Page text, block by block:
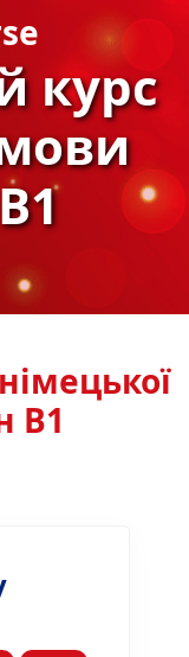
курс
B1